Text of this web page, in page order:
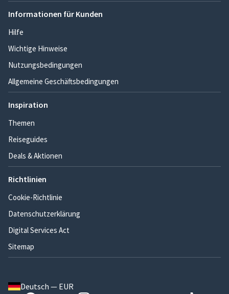
Informationen für Kunden
Hilfe
Wichtige Hinweise
Nutzungsbedingungen
Allgemeine Geschäftsbedingungen
Inspiration
Themen
Reiseguides
Deals & Aktionen
Richtlinien
Cookie-Richtlinie
Datenschutzerklärung
Digital Services Act
Sitemap
Deutsch — EUR